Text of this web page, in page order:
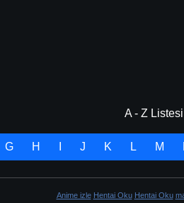
A - Z
G H J K L M
Anime izle Hentai Oku Hentai Oku